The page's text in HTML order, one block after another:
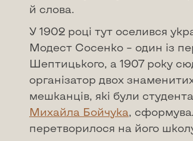
й слова.
У 1902 році тут оселився
Модест Сосенко – один із
Шептицького, а 1907 року
організатор двох
мешканців, які були
Михайла Бойчука,
перетворилося на його